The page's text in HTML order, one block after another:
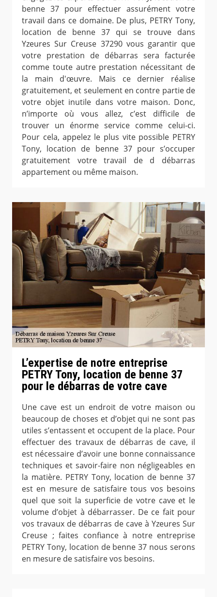
benne 37 pour effectuer assurément votre
travail dans ce domaine. De plus, PETRY Tony,
location de benne 37 qui se trouve dans
Yzeures Sur Creuse 37290 vous garantir que
votre prestation de débarras sera facturée
comme toute autre prestation nécessitant de
la main d'œuvre. Mais ce dernier réalise
gratuitement, et seulement en contre partie de
votre objet inutile dans votre maison. Donc,
n’importe où vous allez, c’est difficile de
trouver un énorme service comme celui-ci.
Pour cela, appelez le plus vite possible PETRY
Tony, location de benne 37 pour s’occuper
gratuitement votre travail de d débarras
appartement ou même maison.
L’expertise de notre entreprise
PETRY Tony, location de benne 37
pour le débarras de votre cave
Une cave est un endroit de votre maison ou
beaucoup de choses et d’objet qui ne sont pas
utiles s’entassent et occupent de la place. Pour
effectuer des travaux de débarras de cave, il
est nécessaire d’avoir une bonne connaissance
techniques et savoir-faire non négligeables en
la matière. PETRY Tony, location de benne 37
est en mesure de satisfaire tous vos besoins
quel que soit la superficie de votre cave et le
volume d’objet à débarrasser. De ce fait pour
vos travaux de débarras de cave à Yzeures Sur
Creuse ; faites confiance à notre entreprise
PETRY Tony, location de benne 37 nous serons
en mesure de satisfaire vos besoins.